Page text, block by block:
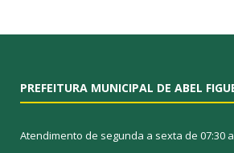
PREFEITURA MUNICIPAL DE ABEL
Atendimento de segunda a sexta de 07:30